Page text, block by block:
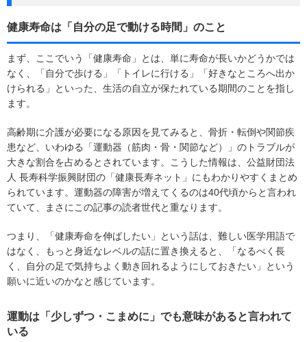
健康寿命は「自分の足で動ける時間」のこと
まず、ここでいう「健康寿命」とは、単に寿命が長いかどうかでは
なく、「自分で歩ける」「トイレに行ける」「好きなところへ出か
けられる」といった、生活の自立が保たれている期間のことを指し
ます。
高齢期に介護が必要になる原因を見てみると、骨折・転倒や関節疾
患など、いわゆる「運動器（筋肉・骨・関節など）」のトラブルが
大きな割合を占めるとされています。こうした情報は、公益財団法
人 長寿科学振興財団の「健康長寿ネット」にもわかりやすくまとめ
られています。運動器の障害が増えてくるのは40代頃からと言われ
ていて、まさにこの記事の読者世代と重なります。
つまり、「健康寿命を伸ばしたい」という話は、難しい医学用語で
はなく、もっと身近なレベルの話に置き換えると、「なるべく長
く、自分の足で気持ちよく動き回れるようにしておきたい」という
願いに近いのかなと感じています。
運動は「少しずつ・こまめに」でも意味があると言われて
いる